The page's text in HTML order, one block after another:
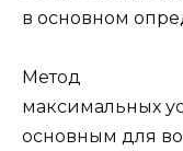
в основном
Метод
максимальных
основным для